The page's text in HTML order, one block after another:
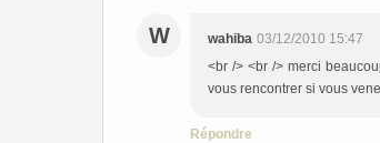
W wahiba 03/12/2010 15:47
<br /> <br /> merci
vous rencontrer si vous
Répondre